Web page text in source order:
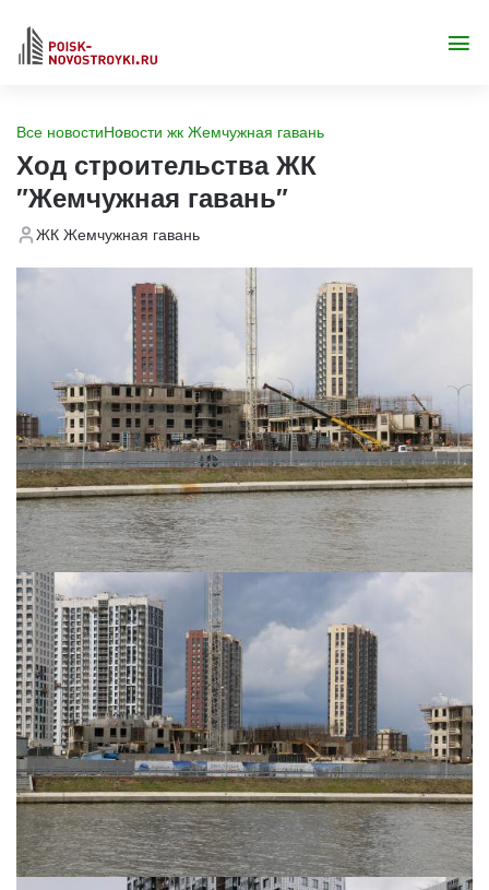
Все новостиНовости жк Жемчужная гавань
Ход строительства ЖК
"Жемчужная гавань"
ЖК Жемчужная гавань